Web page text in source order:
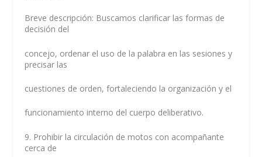
Breve descripción: Buscamos clarificar las formas de
decisión del
concejo, ordenar el uso de la palabra en las sesiones y
precisar las
cuestiones de orden, fortaleciendo la organización y el
funcionamiento interno del cuerpo deliberativo.
9. Prohibir la circulación de motos con acompañante
cerca de